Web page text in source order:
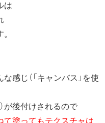
は
感じ（「キャンバス」を使
が後付けされるので
て塗ってもテクスチャは